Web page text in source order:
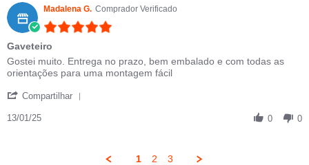
Madalena G. Comprador Verificado
Gaveteiro
Review by Madalena G. on 13 Jan 2025
review stating Gaveteiro
Gostei muito. Entrega no prazo, bem embalado e com todas as
orientações para uma montagem fácil
Compartilhar
13/01/25 0 0
1 2 3